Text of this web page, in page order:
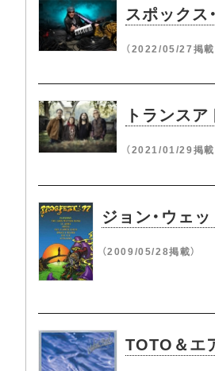
スポックス
（2022/05/27掲載
トランス
（2021/01/29掲載
ジョン・ウェ
（2009/05/28掲載）
TOTO＆エ